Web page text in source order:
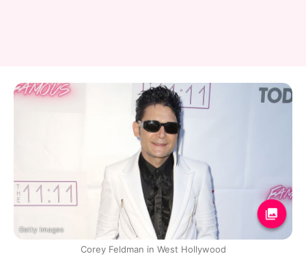
Getty Images
Corey Feldman in West Hollywood